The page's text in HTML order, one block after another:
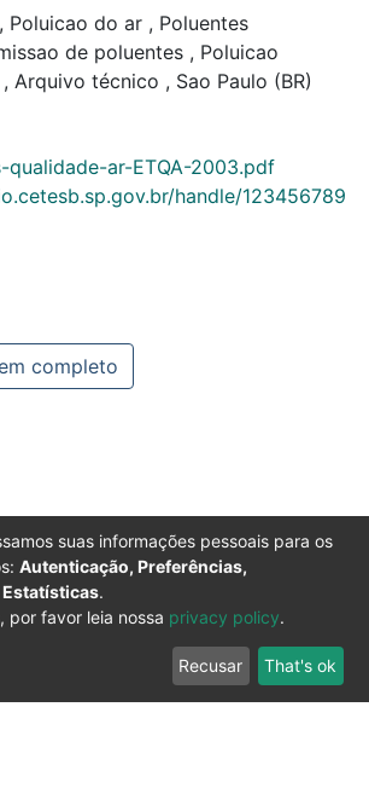
, Poluicao do ar , Poluentes
de poluentes , Poluicao
, Arquivo técnico , Sao Paulo (BR)
qualidade-ar-ETQA-2003.pdf
handle/123456789
completo
suas informações pessoais para os
Autenticação, Preferências,
.
por favor leia nossa privacy policy.
Recusar That's ok